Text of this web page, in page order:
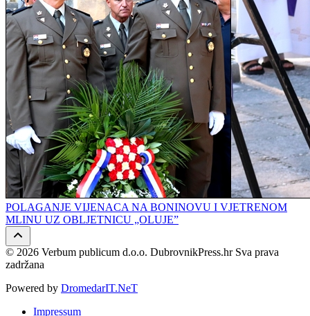
POLAGANJE VIJENACA NA BONINOVU I VJETRENOM
MLINU UZ OBLJETNICU „OLUJE”
© 2026 Verbum publicum d.o.o. DubrovnikPress.hr Sva prava
zadržana
Powered by DromedarIT.NeT
Impressum